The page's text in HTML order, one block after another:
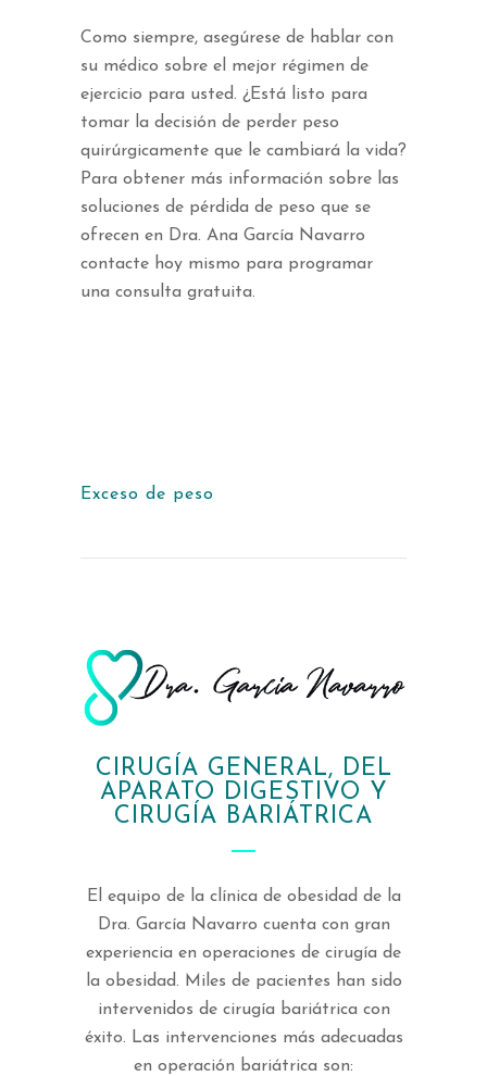
Como siempre, asegúrese de hablar con
su médico sobre el mejor régimen de
ejercicio para usted. ¿Está listo para
tomar la decisión de perder peso
quirúrgicamente que le cambiará la vida?
Para obtener más información sobre las
soluciones de pérdida de peso que se
ofrecen en Dra. Ana García Navarro
contacte hoy mismo para programar
una consulta gratuita.
Exceso de peso
CIRUGÍA GENERAL, DEL
APARATO DIGESTIVO Y
CIRUGÍA BARIÁTRICA
El equipo de la clínica de obesidad de la
Dra. García Navarro cuenta con gran
experiencia en operaciones de cirugía de
la obesidad. Miles de pacientes han sido
intervenidos de cirugía bariátrica con
éxito. Las intervenciones más adecuadas
en operación bariátrica son: